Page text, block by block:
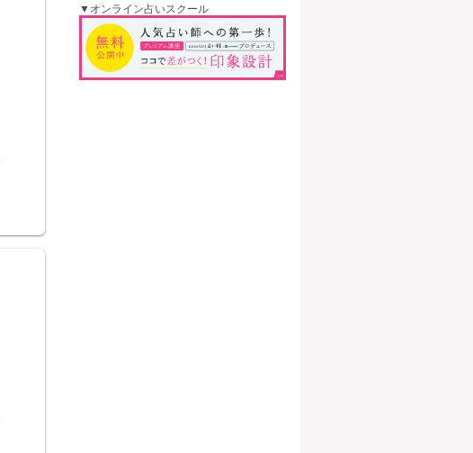
▼オンライン占いスクール